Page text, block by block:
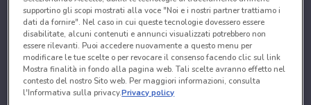
supportino gli scopi mostrati alla voce "Noi e i nostri partner trattiamo i
dati da fornire". Nel caso in cui queste tecnologie dovessero essere
disabilitate, alcuni contenuti e annunci visualizzati potrebbero non
essere rilevanti. Puoi accedere nuovamente a questo menu per
modificare le tue scelte o per revocare il consenso facendo clic sul link
Mostra finalità in fondo alla pagina web. Tali scelte avranno effetto nel
contesto del nostro Sito web. Per maggiori informazioni, consulta
l'Informativa sulla privacy.Privacy policy